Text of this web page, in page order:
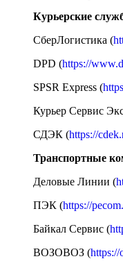
Курьерские
СберЛогистика (
DPD (https://
SPSR Express (
Курьер Сервис
СДЭК (https://
Транспортные
Деловые Линии (
ПЭК (https://
Байкал Сервис (
ВОЗОВОЗ (https://